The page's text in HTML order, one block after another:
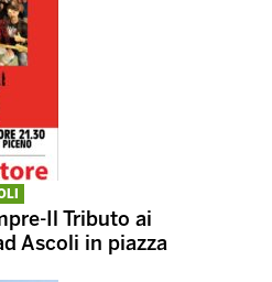
Il Tributo ai
Ascoli in piazza